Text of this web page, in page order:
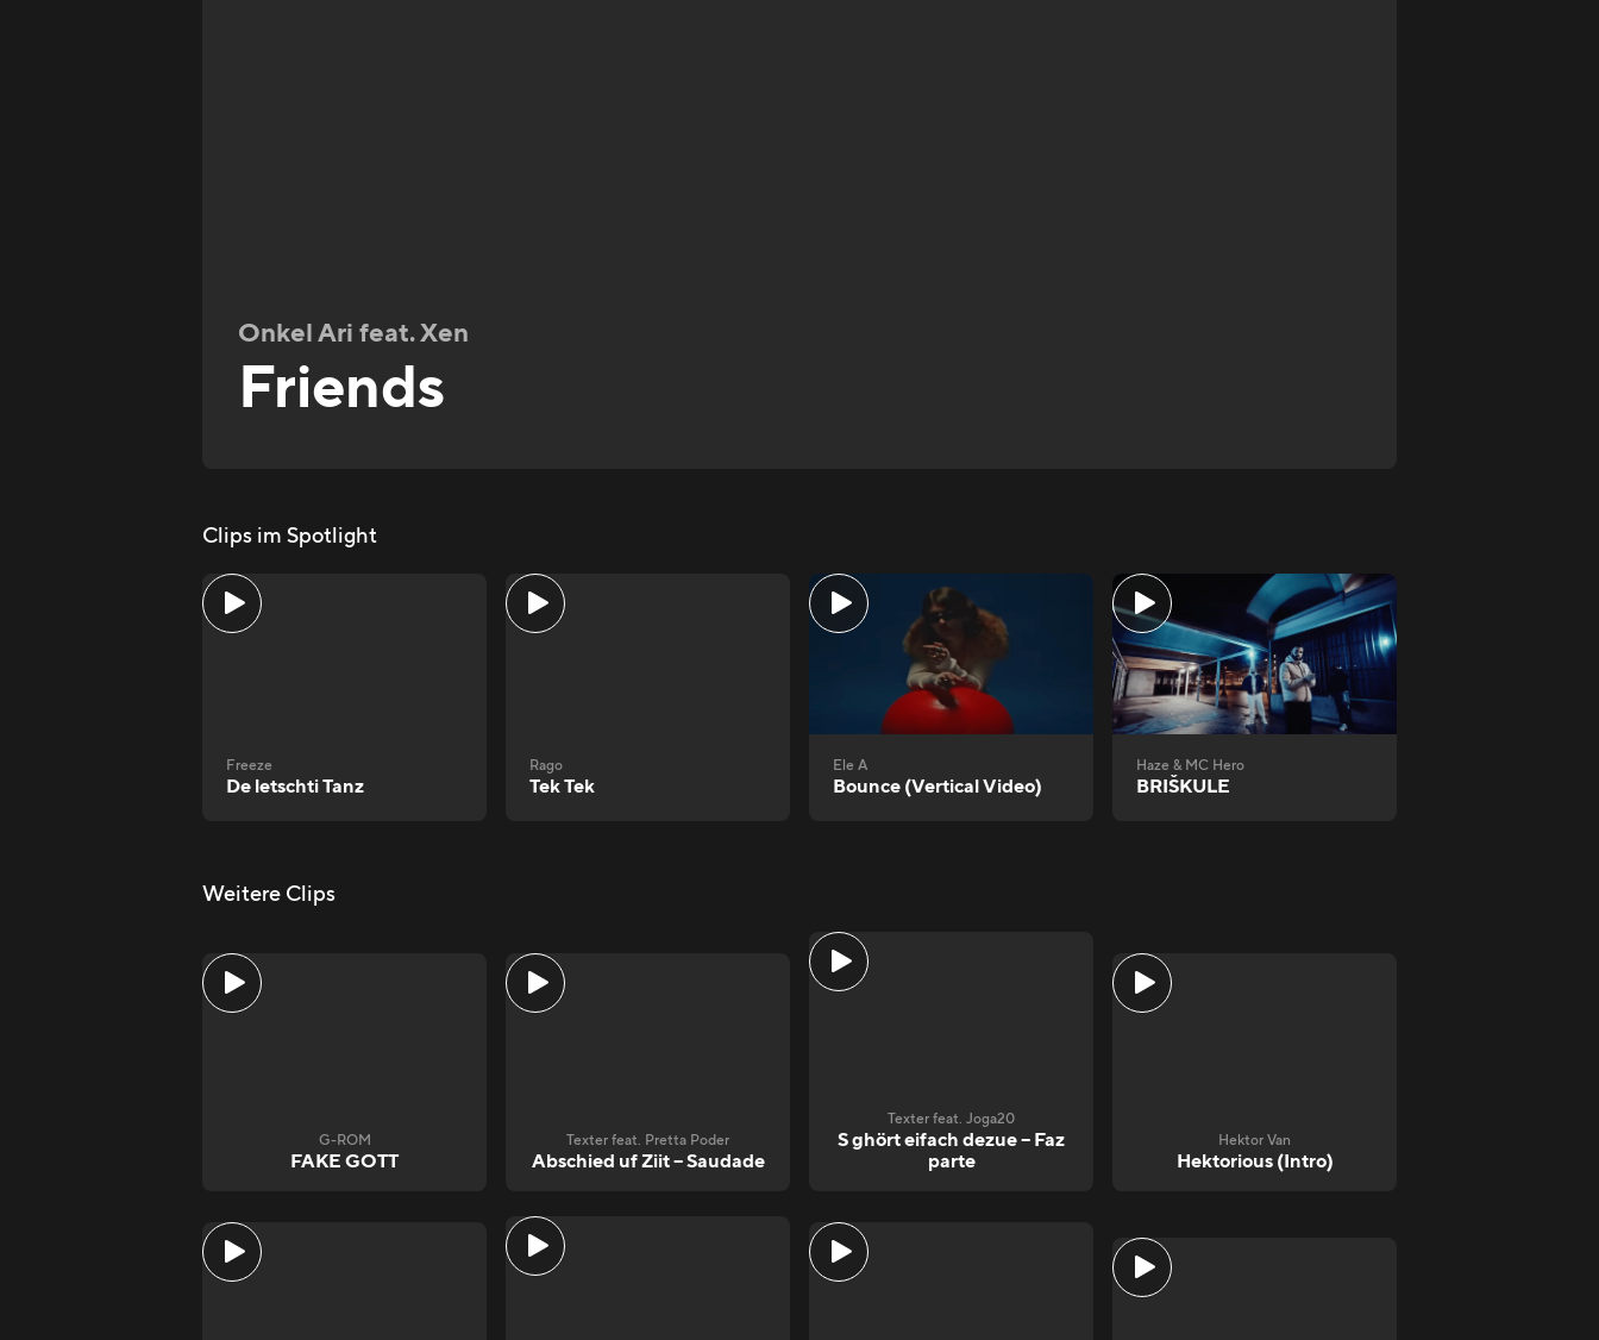
Onkel Ari feat. Xen
Friends
Clips im Spotlight
Freeze
De letschti Tanz
Rago
Tek Tek
Ele A
Bounce (Vertical Video)
Haze & MC Hero
BRIŠKULE
Weitere Clips
G-ROM
FAKE GOTT
Texter feat. Pretta Poder
Abschied uf Ziit – Saudade
Texter feat. Joga20
S ghört eifach dezue – Faz
parte
Hektor Van
Hektorious (Intro)